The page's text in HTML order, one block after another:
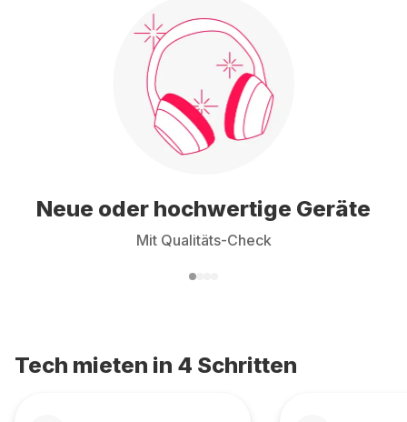
Neue oder hochwertige Geräte
Mit Qualitäts-Check
Tech mieten in 4 Schritten